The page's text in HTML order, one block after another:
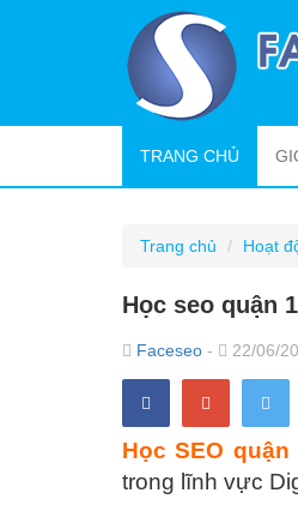
TRANG CHỦ
Trang chủ Hoạt
Học seo quận
Faceseo - 22/06/
Học SEO quận
trong lĩnh vực